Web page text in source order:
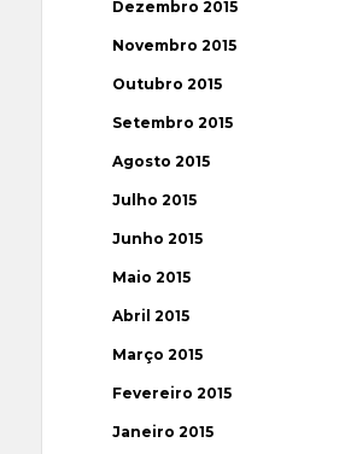
Dezembro 2015
Novembro 2015
Outubro 2015
Setembro 2015
Agosto 2015
Julho 2015
Junho 2015
Maio 2015
Abril 2015
Março 2015
Fevereiro 2015
Janeiro 2015